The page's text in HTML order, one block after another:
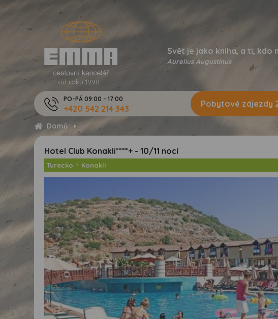
od roku 1990
Svět je jako kniha, a ti, kdo
Aurelius Augustinus
PO-PÁ 09:00 - 17:00
+420 542 214 343
Domů
Pobytové zájezdy
Hotel Club Konakli****+ - 10/11 nocí
Turecko > Konakli